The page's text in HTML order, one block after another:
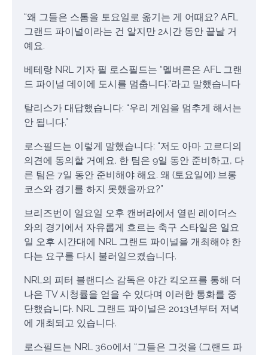
“왜 그들은 스톰을 토요일로 옮기는 게 어때요? AFL
그랜드 파이널이라는 건 알지만 2시간 동안 끝날 거
예요.
베테랑 NRL 기자 필 로스필드는 “멜버른은 AFL 그랜
드 파이널 데이에 도시를 멈춥니다.”라고 말했습니다
탈리스가 대답했습니다: “우리 게임을 멈추게 해서는
안 됩니다.”
로스필드는 이렇게 말했습니다: “저도 아마 고르디의
의견에 동의할 거예요. 한 팀은 9일 동안 준비하고, 다
른 팀은 7일 동안 준비해야 해요. 왜 (토요일에) 브롱
코스와 경기를 하지 못했을까요?”
브리즈번이 일요일 오후 캔버라에서 열린 레이더스
와의 경기에서 자유롭게 흐르는 축구 스타일은 일요
일 오후 시간대에 NRL 그랜드 파이널을 개최해야 한
다는 요구를 다시 불러일으켰습니다.
NRL의 피터 블랜디스 감독은 야간 킥오프를 통해 더
나은 TV 시청률을 얻을 수 있다며 이러한 통화를 중
단했습니다. NRL 그랜드 파이널은 2013년부터 저녁
에 개최되고 있습니다.
로스필드는 NRL 360에서 “그들은 그것을 (그랜드 파